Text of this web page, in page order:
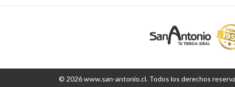
© 2026 www.san-antonio.cl. Todos los derechos